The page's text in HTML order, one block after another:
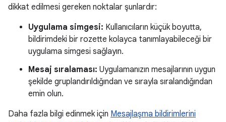
dikkat edilmesi gereken noktalar şunlardır:
Uygulama simgesi: Kullanıcıların küçük boyutta,
bildirimdeki bir rozette kolayca tanımlayabileceği bir
uygulama simgesi sağlayın.
Mesaj sıralaması: Uygulamanızın mesajlarının uygun
şekilde gruplandırıldığından ve sırayla sıralandığından
emin olun.
Daha fazla bilgi edinmek için Mesajlaşma bildirimlerini